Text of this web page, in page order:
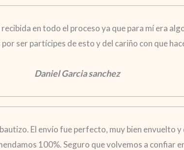
en todo el proceso ya que para mí era
ser partícipes de esto y del cariño con que
Daniel Garcia sanchez
El envío fue perfecto, muy bien envuelto
100%. Seguro que volvemos a confiar